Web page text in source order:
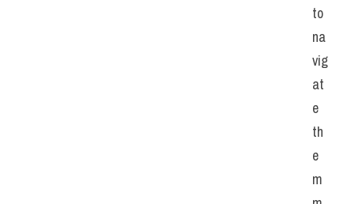
to
na
vig
at
e
th
e
m